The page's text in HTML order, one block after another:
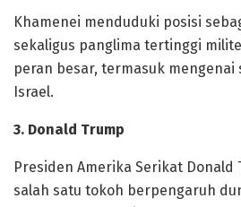
Khamenei menduduki posisi
sekaligus panglima tertinggi
peran besar, termasuk mengenai
Israel.
3. Donald Trump
Presiden Amerika Serikat Donald
salah satu tokoh berpengaruh